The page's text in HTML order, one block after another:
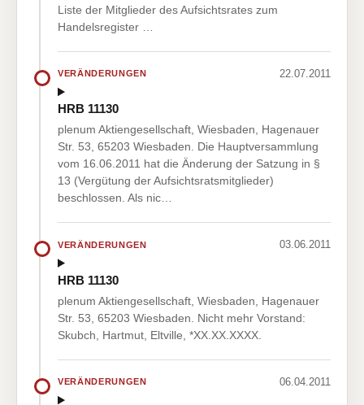
Liste der Mitglieder des Aufsichtsrates zum
Handelsregister …
VERÄNDERUNGEN 22.07.2011
HRB 11130
plenum Aktiengesellschaft, Wiesbaden, Hagenauer
Str. 53, 65203 Wiesbaden. Die Hauptversammlung
vom 16.06.2011 hat die Änderung der Satzung in §
13 (Vergütung der Aufsichtsratsmitglieder)
beschlossen. Als nic…
VERÄNDERUNGEN 03.06.2011
HRB 11130
plenum Aktiengesellschaft, Wiesbaden, Hagenauer
Str. 53, 65203 Wiesbaden. Nicht mehr Vorstand:
Skubch, Hartmut, Eltville, *XX.XX.XXXX.
VERÄNDERUNGEN 06.04.2011